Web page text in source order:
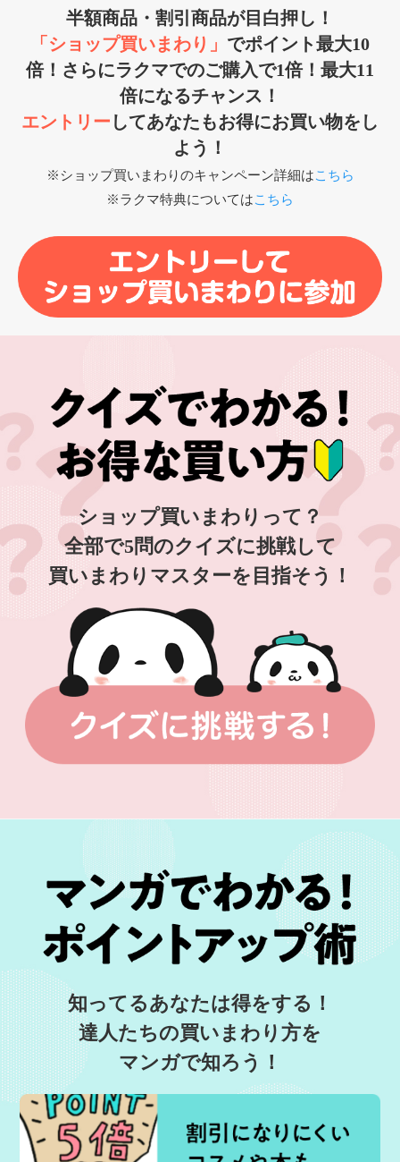
半額商品・割引商品が目白押し！
「ショップ買いまわり」 でポイント最大10
倍！さらにラクマでのご購入で1倍！最大11
倍になるチャンス！
エントリー してあなたもお得にお買い物をし
よう！
※ショップ買いまわりのキャンペーン詳細はこちら
※ラクマ特典についてはこちら
ショップ買いまわりって？
全部で5問のクイズに挑戦して
買いまわりマスターを目指そう！
知ってるあなたは得をする！
達人たちの買いまわり方を
マンガで知ろう！